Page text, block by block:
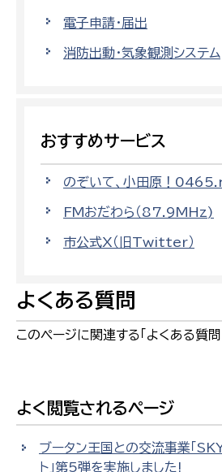
電子申請・届出
消防出動・気象観測システム
おすすめサービス
のぞいて、小田原！
FMおだわら（87.9MHz)
市公式X（旧Twitter）
よくある質問
このページに関連する「よくある質
よく閲覧されるページ
ブータン王国との交流事業「
ト」第5弾を実施しました!